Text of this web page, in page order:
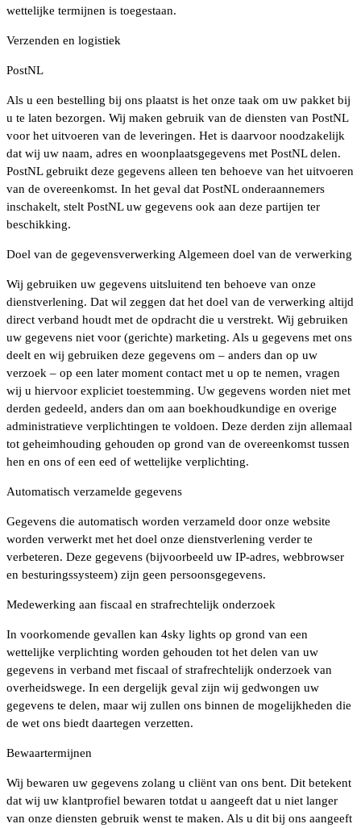
wettelijke termijnen is toegestaan.
Verzenden en logistiek
PostNL
Als u een bestelling bij ons plaatst is het onze taak om uw pakket bij
u te laten bezorgen. Wij maken gebruik van de diensten van PostNL
voor het uitvoeren van de leveringen. Het is daarvoor noodzakelijk
dat wij uw naam, adres en woonplaatsgegevens met PostNL delen.
PostNL gebruikt deze gegevens alleen ten behoeve van het uitvoeren
van de overeenkomst. In het geval dat PostNL onderaannemers
inschakelt, stelt PostNL uw gegevens ook aan deze partijen ter
beschikking.
Doel van de gegevensverwerking Algemeen doel van de verwerking
Wij gebruiken uw gegevens uitsluitend ten behoeve van onze
dienstverlening. Dat wil zeggen dat het doel van de verwerking altijd
direct verband houdt met de opdracht die u verstrekt. Wij gebruiken
uw gegevens niet voor (gerichte) marketing. Als u gegevens met ons
deelt en wij gebruiken deze gegevens om – anders dan op uw
verzoek – op een later moment contact met u op te nemen, vragen
wij u hiervoor expliciet toestemming. Uw gegevens worden niet met
derden gedeeld, anders dan om aan boekhoudkundige en overige
administratieve verplichtingen te voldoen. Deze derden zijn allemaal
tot geheimhouding gehouden op grond van de overeenkomst tussen
hen en ons of een eed of wettelijke verplichting.
Automatisch verzamelde gegevens
Gegevens die automatisch worden verzameld door onze website
worden verwerkt met het doel onze dienstverlening verder te
verbeteren. Deze gegevens (bijvoorbeeld uw IP-adres, webbrowser
en besturingssysteem) zijn geen persoonsgegevens.
Medewerking aan fiscaal en strafrechtelijk onderzoek
In voorkomende gevallen kan 4sky lights op grond van een
wettelijke verplichting worden gehouden tot het delen van uw
gegevens in verband met fiscaal of strafrechtelijk onderzoek van
overheidswege. In een dergelijk geval zijn wij gedwongen uw
gegevens te delen, maar wij zullen ons binnen de mogelijkheden die
de wet ons biedt daartegen verzetten.
Bewaartermijnen
Wij bewaren uw gegevens zolang u cliënt van ons bent. Dit betekent
dat wij uw klantprofiel bewaren totdat u aangeeft dat u niet langer
van onze diensten gebruik wenst te maken. Als u dit bij ons aangeeft